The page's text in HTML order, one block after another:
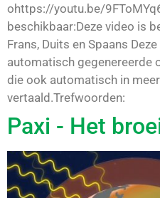
ohttps://youtu.be/
beschikbaar:Deze video is
Frans, Duits en Spaans
automatisch gegenereerde
die ook automatisch in
vertaald.Trefwoorden:
Paxi - Het